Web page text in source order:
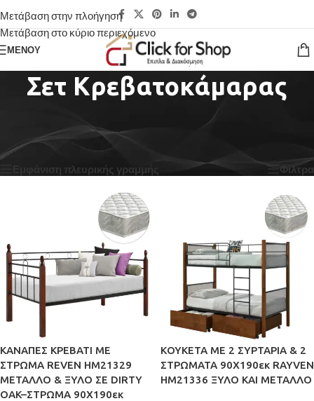
Μετάβαση στην πλοήγηση
Μετάβαση στο κύριο περιεχόμενο
ΜΕΝΟΎ
Σετ Κρεβατοκάμαρας
Σετ Κρεβατοκάμαρας /
Βλέπετε 13–24 από 58 αποτελέσματα
Εμφάνιση πλευρικής γραμμής Φίλτρα
ΚΑΝΑΠΕΣ ΚΡΕΒΑΤΙ ΜΕ
ΣΤΡΩΜΑ REVEN HM21329
ΜΕΤΑΛΛΟ & ΞΥΛΟ ΣΕ DIRTY
OAK–ΣΤΡΩΜΑ 90Χ190εκ
ΚΟΥΚΕΤΑ ΜΕ 2 ΣΥΡΤΑΡΙΑ & 2
ΣΤΡΩΜΑΤΑ 90X190εκ RAYVEN
HM21336 ΞΥΛΟ ΚΑΙ ΜΕΤΑΛΛΟ